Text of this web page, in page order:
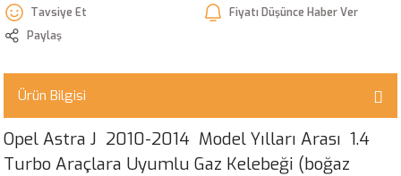
Tavsiye Et
Fiyatı Düşünce Haber Ver
Paylaş
Ürün Bilgisi
Opel Astra J 2010-2014 Model Yılları Arası 1.4
Turbo Araçlara Uyumlu Gaz Kelebeği (boğaz